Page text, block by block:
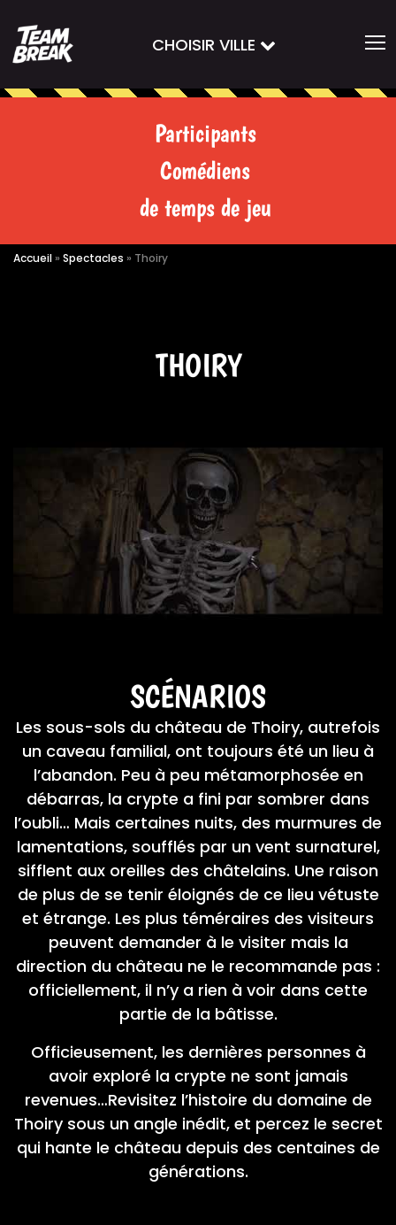
CHOISIR VILLE
Participants
Comédiens
de temps de jeu
Accueil » Spectacles » Thoiry
THOIRY
SCÉNARIOS
Les sous-sols du château de Thoiry, autrefois
un caveau familial, ont toujours été un lieu à
l’abandon. Peu à peu métamorphosée en
débarras, la crypte a fini par sombrer dans
l’oubli… Mais certaines nuits, des murmures de
lamentations, soufflés par un vent surnaturel,
sifflent aux oreilles des châtelains. Une raison
de plus de se tenir éloignés de ce lieu vétuste
et étrange. Les plus téméraires des visiteurs
peuvent demander à le visiter mais la
direction du château ne le recommande pas :
officiellement, il n’y a rien à voir dans cette
partie de la bâtisse.
Officieusement, les dernières personnes à
avoir exploré la crypte ne sont jamais
revenues…Revisitez l’histoire du domaine de
Thoiry sous un angle inédit, et percez le secret
qui hante le château depuis des centaines de
générations.